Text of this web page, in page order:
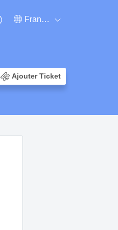
Français (France)
Ajouter Ticket